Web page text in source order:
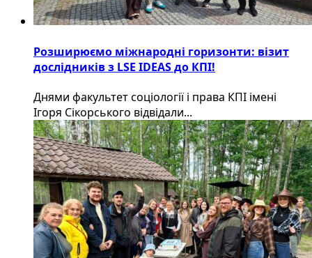
Розширюємо міжнародні горизонти: візит
дослідників з LSE IDEAS до КПІ!
Днями факультет соціології і права КПІ імені
Ігоря Сікорського відвідали...